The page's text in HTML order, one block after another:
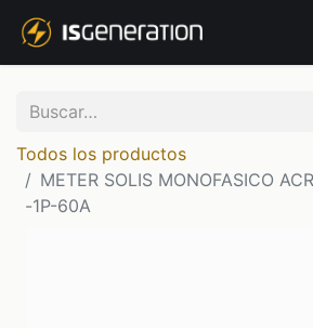
Todos los productos
METER SOLIS MONOFASICO
-1P-60A